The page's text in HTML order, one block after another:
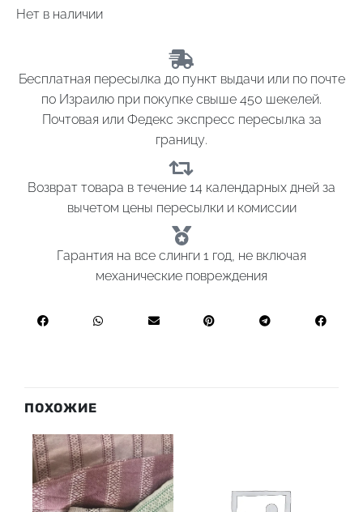
Нет в наличии
Бесплатная пересылка до пункт выдачи или по почте
по Израилю при покупке свыше 450 шекелей.
Почтовая или Федекс экспресс пересылка за
границу.
Возврат товара в течение 14 календарных дней за
вычетом цены пересылки и комиссии
Гарантия на все слинги 1 год, не включая
механические повреждения
ПОХОЖИЕ